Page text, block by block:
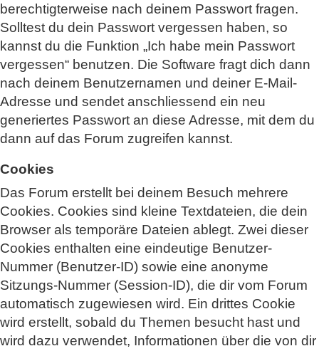
berechtigterweise nach deinem Passwort fragen.
Solltest du dein Passwort vergessen haben, so
kannst du die Funktion „Ich habe mein Passwort
vergessen“ benutzen. Die Software fragt dich dann
nach deinem Benutzernamen und deiner E-Mail-
Adresse und sendet anschliessend ein neu
generiertes Passwort an diese Adresse, mit dem du
dann auf das Forum zugreifen kannst.
Cookies
Das Forum erstellt bei deinem Besuch mehrere
Cookies. Cookies sind kleine Textdateien, die dein
Browser als temporäre Dateien ablegt. Zwei dieser
Cookies enthalten eine eindeutige Benutzer-
Nummer (Benutzer-ID) sowie eine anonyme
Sitzungs-Nummer (Session-ID), die dir vom Forum
automatisch zugewiesen wird. Ein drittes Cookie
wird erstellt, sobald du Themen besucht hast und
wird dazu verwendet, Informationen über die von dir